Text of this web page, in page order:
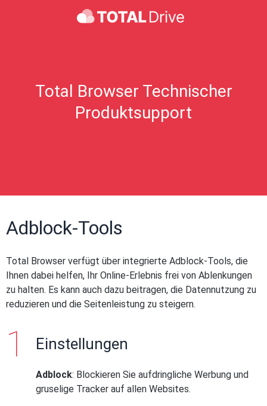
Total Browser Technischer
Produktsupport
Adblock-Tools
Total Browser verfügt über integrierte Adblock-Tools, die
Ihnen dabei helfen, Ihr Online-Erlebnis frei von Ablenkungen
zu halten. Es kann auch dazu beitragen, die Datennutzung zu
reduzieren und die Seitenleistung zu steigern.
Einstellungen
Adblock: Blockieren Sie aufdringliche Werbung und
gruselige Tracker auf allen Websites.